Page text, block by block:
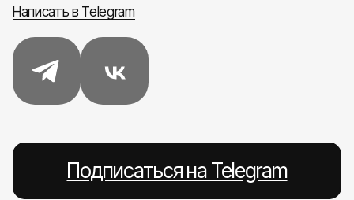
Написать в Telegram
Подписаться на Telegram